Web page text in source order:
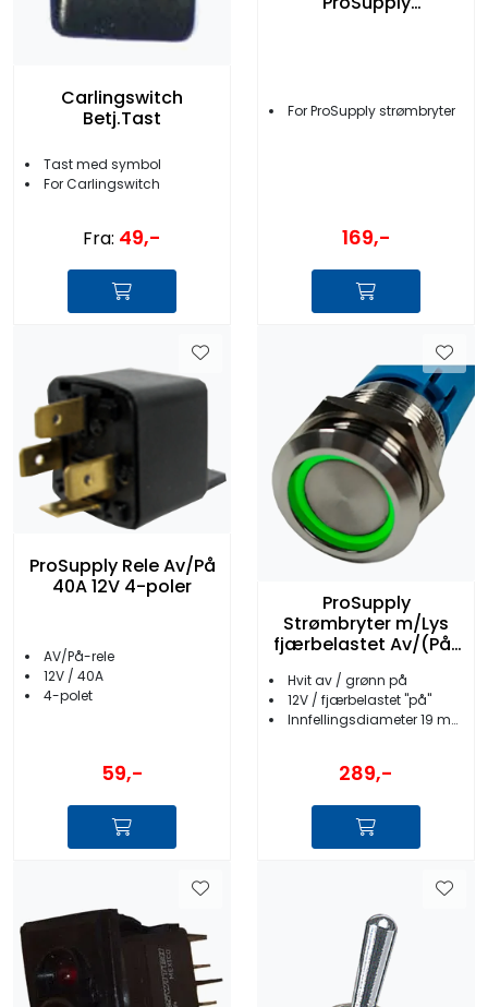
Carlingswitch
Betj.Tast
Tast med symbol
For Carlingswitch
Fra: 49,-
For ProSupply strømbryter
169,-
ProSupply Rele Av/På
40A 12V 4-poler
AV/På-rele
12V / 40A
4-polet
59,-
ProSupply
Strømbryter m/Lys
fjærbelastet Av/(På)
Hvit av / grønn på
12V / fjærbelastet ''på''
Innfellingsdiameter 19 mm
289,-